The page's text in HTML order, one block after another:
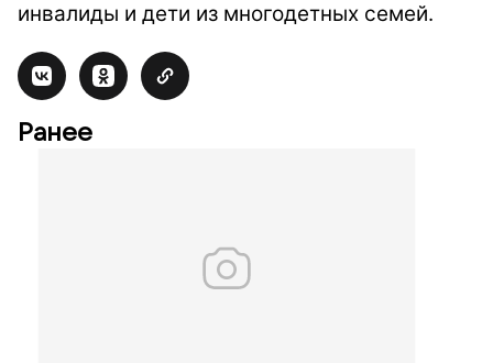
инвалиды и дети из многодетных семей.
Ранее